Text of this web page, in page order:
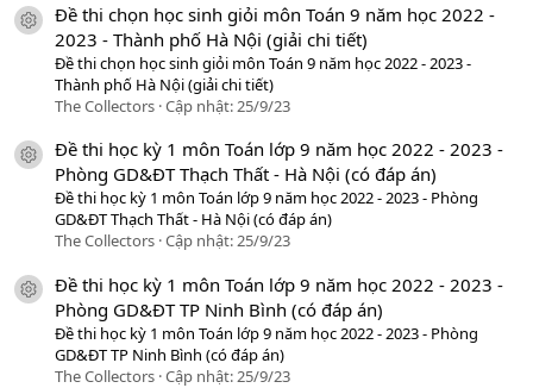
icon tài liệu
Đề thi chọn học sinh giỏi môn Toán 9 năm học 2022 -
2023 - Thành phố Hà Nội (giải chi tiết)
Đề thi chọn học sinh giỏi môn Toán 9 năm học 2022 - 2023 -
Thành phố Hà Nội (giải chi tiết)
The Collectors Cập nhật:25/9/23
icon tài liệu
Đề thi học kỳ 1 môn Toán lớp 9 năm học 2022 - 2023 -
Phòng GD&ĐT Thạch Thất - Hà Nội (có đáp án)
Đề thi học kỳ 1 môn Toán lớp 9 năm học 2022 - 2023 - Phòng
GD&ĐT Thạch Thất - Hà Nội (có đáp án)
The Collectors Cập nhật:25/9/23
icon tài liệu
Đề thi học kỳ 1 môn Toán lớp 9 năm học 2022 - 2023 -
Phòng GD&ĐT TP Ninh Bình (có đáp án)
Đề thi học kỳ 1 môn Toán lớp 9 năm học 2022 - 2023 - Phòng
GD&ĐT TP Ninh Bình (có đáp án)
The Collectors Cập nhật: 25/9/23